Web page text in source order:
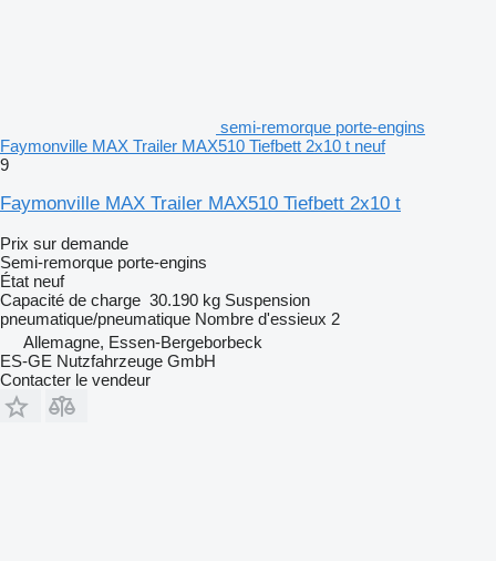
semi-remorque porte-engins
Faymonville MAX Trailer MAX510 Tiefbett 2x10 t neuf
9
Faymonville MAX Trailer MAX510 Tiefbett 2x10 t
Prix sur demande
Semi-remorque porte-engins
État neuf
Capacité de charge 30.190 kg Suspension
pneumatique/pneumatique Nombre d'essieux 2
Allemagne, Essen-Bergeborbeck
ES-GE Nutzfahrzeuge GmbH
Contacter le vendeur